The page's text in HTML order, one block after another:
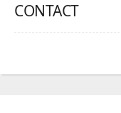
CONTACT